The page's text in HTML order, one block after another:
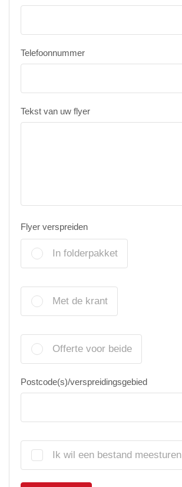
Telefoonnummer
Tekst van uw flyer
Flyer verspreiden
In folderpakket
Met de krant
Offerte voor beide
Postcode(s)/verspreidingsgebied
Ik wil een bestand meesturen